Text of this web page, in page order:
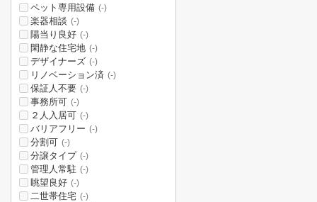
ペット専用設備 (-)
楽器相談 (-)
陽当り良好 (-)
閑静な住宅地 (-)
デザイナーズ (-)
リノベーション済 (-)
保証人不要 (-)
事務所可 (-)
２人入居可 (-)
バリアフリー (-)
分割可 (-)
分譲タイプ (-)
管理人常駐 (-)
眺望良好 (-)
二世帯住宅 (-)